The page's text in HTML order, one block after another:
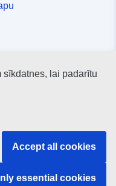
sīkdatnes, lai padarītu
Accept all cookies
essential cookies